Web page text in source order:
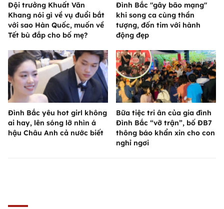
Đội trưởng Khuất Văn
Khang nói gì về vụ đuổi bắt
với sao Hàn Quốc, muốn về
Tết bù đắp cho bố mẹ?
Đình Bắc "gây bão mạng"
khi song ca cùng thần
tượng, đốn tim với hành
động đẹp
Đình Bắc yêu hot girl không
ai hay, lên sóng lỡ nhìn á
hậu Châu Anh cả nước biết
Bữa tiệc tri ân của gia đình
Đình Bắc “vỡ trận”, bố ĐB7
thông báo khẩn xin cho con
nghỉ ngơi